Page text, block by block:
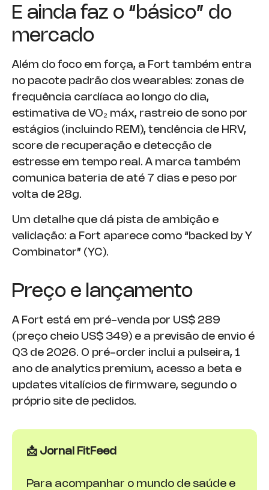
E ainda faz o “básico” do
mercado
Além do foco em força, a Fort também entra
no pacote padrão dos wearables: zonas de
frequência cardíaca ao longo do dia,
estimativa de VO₂ máx, rastreio de sono por
estágios (incluindo REM), tendência de HRV,
score de recuperação e detecção de
estresse em tempo real. A marca também
comunica bateria de até 7 dias e peso por
volta de 28g.
Um detalhe que dá pista de ambição e
validação: a Fort aparece como “backed by Y
Combinator” (YC).
Preço e lançamento
A Fort está em pré-venda por US$ 289
(preço cheio US$ 349) e a previsão de envio é
Q3 de 2026. O pré-order inclui a pulseira, 1
ano de analytics premium, acesso a beta e
updates vitalícios de firmware, segundo o
próprio site de pedidos.
📩 Jornal FitFeed
Para acompanhar o mundo de saúde e